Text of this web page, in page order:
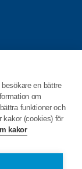
en bättre
om
funktioner och
kakor (cookies) för
kakor